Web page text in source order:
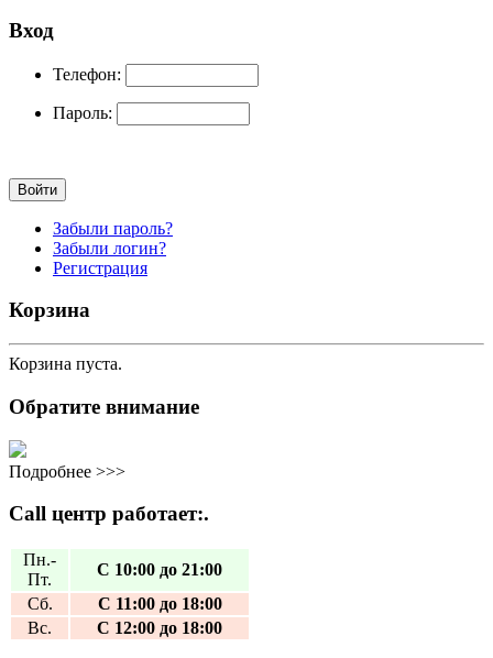
Вход
Телефон:
Пароль:
Забыли пароль?
Забыли логин?
Регистрация
Корзина
Корзина пуста.
Обратите внимание
Подробнее >>>
Call центр работает:.
Пн.-
Пт.
С 10:00 до 21:00
Сб.
С 11:00 до 18:00
Вс.
С 12:00 до 18:00